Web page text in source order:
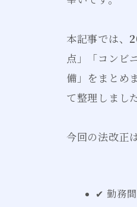
本記事では、
点」「コンビ
備」をまとめ
て整理しました
今回の法改正は
✔ 勤務